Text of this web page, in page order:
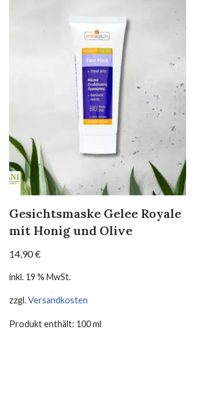
Gesichtsmaske Gelee Royale
mit Honig und Olive
14,90€
inkl. 19 % MwSt.
zzgl.Versandkosten
Produkt enthält: 100ml